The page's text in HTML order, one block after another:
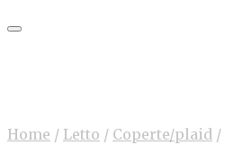
Home / Letto / Coperte/plaid /